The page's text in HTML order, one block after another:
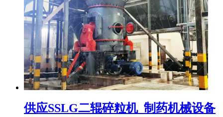
供应SSLG二辊碎粒机_制药机械设备